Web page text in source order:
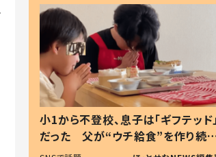
小1から不登校、息子は「ギフテッド」
だった 父が“ウチ給食”を作り続
る理由とは #令和の親 #令和の子